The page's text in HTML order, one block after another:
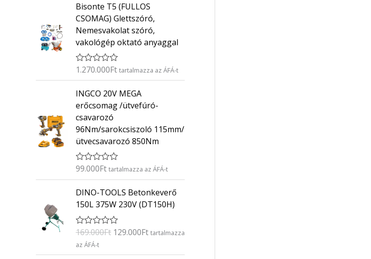
Bisonte T5 (FULLOS
CSOMAG) Glettszóró,
Nemesvakolat szóró,
vakológép oktató anyaggal
É
é
e
l
é
s
:
/
5
1.270.000Ft tartalmazza az ÁFÁ-t
INGCO 20V MEGA
erőcsomag /ütvefúró-
csavarozó
96Nm/sarokcsiszoló 115mm/
ütvecsavarozó 850Nm
É
é
k
e
é
s
0
/
99.000Ft tartalmazza az ÁFÁ-t
DINO-TOOLS Betonkeverő
150L 375W 230V (DT150H)
É
t
é
169.000Ft
O
r
g
129.000Ft
C
u
etartalmazza
az ÁFÁ-t